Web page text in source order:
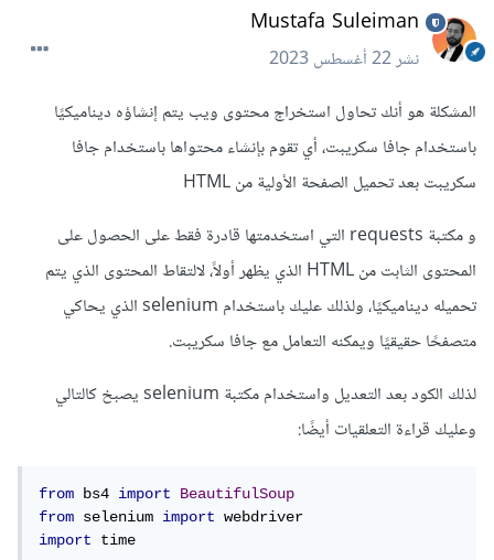
Mustafa Suleiman
نشر22 أغسطس 2023
المشكلة هو أنك تحاول استخراج محتوى ويب يتم إنشاؤه ديناميكيًا
باستخدام جافا سكريبت، أي تقوم بإنشاء محتواها باستخدام جافا
سكريبت بعد تحميل الصفحة الأولية من HTML
و مكتبة requests التي استخدمتها قادرة فقط على الحصول على
المحتوى الثابت من HTML الذي يظهر أولاً، لالتقاط المحتوى الذي يتم
تحميله ديناميكيًا، ولذلك عليك باستخدام selenium الذي يحاكي
متصفحًا حقيقيًا ويمكنه التعامل مع جافا سكريبت.
لذلك الكود بعد التعديل واستخدام مكتبة selenium يصبخ كالتالي
وعليك قراءة التعلقيات أيضًا:
from bs4 import
BeautifulSoup
from selenium import
import
time